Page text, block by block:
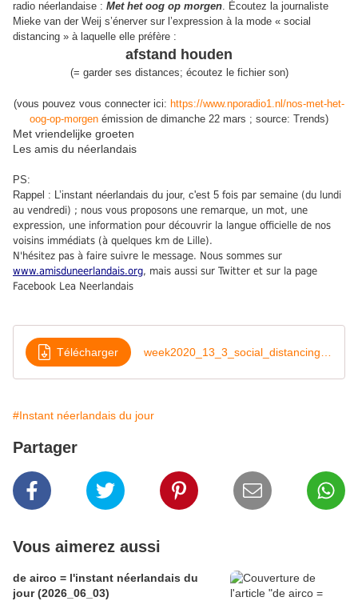
radio néerlandaise : Met het oog op morgen. Écoutez la journaliste
Mieke van der Weij s’énerver sur l’expression à la mode « social
distancing » à laquelle elle préfère :
afstand houden
(= garder ses distances; écoutez le fichier son)
(vous pouvez vous connecter ici: https://www.nporadio1.nl/nos-met-het-
oog-op-morgen émission de dimanche 22 mars ; source: Trends)
Met vriendelijke groeten
Les amis du néerlandais
PS:
Rappel : L’instant néerlandais du jour, c'est 5 fois par semaine (du lundi
au vendredi) ; nous vous proposons une remarque, un mot, une
expression, une information pour découvrir la langue officielle de nos
voisins immédiats (à quelques km de Lille).
N'hésitez pas à faire suivre le message. Nous sommes sur
www.amisduneerlandais.org, mais aussi sur Twitter et sur la page
Facebook Lea Neerlandais
Télécharger
#Instant néerlandais du jour
Partager
Vous aimerez aussi
de airco = l'instant néerlandais du
jour (2026_06_03)